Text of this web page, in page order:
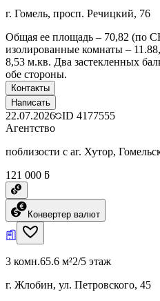
г. Гомель, просп. Речицкий, 76
Общая ее площадь – 70,82 (по
изолированные комнаты –
8,53 м.кв. Два застекленных
обе стороны.
Контакты
Написать
22.07.2026 ID 4177555
Агентство
поблизости с аг. Хутор,
121 000 ƃ
Конвертер валют
3 комн.65.6 м²2/5 этаж
г. Жлобин, ул. Петровского, 45